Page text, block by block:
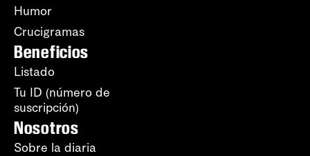
Humor
Crucigramas
Beneficios
Listado
Tu ID (número de
suscripción)
Nosotros
Sobre la diaria